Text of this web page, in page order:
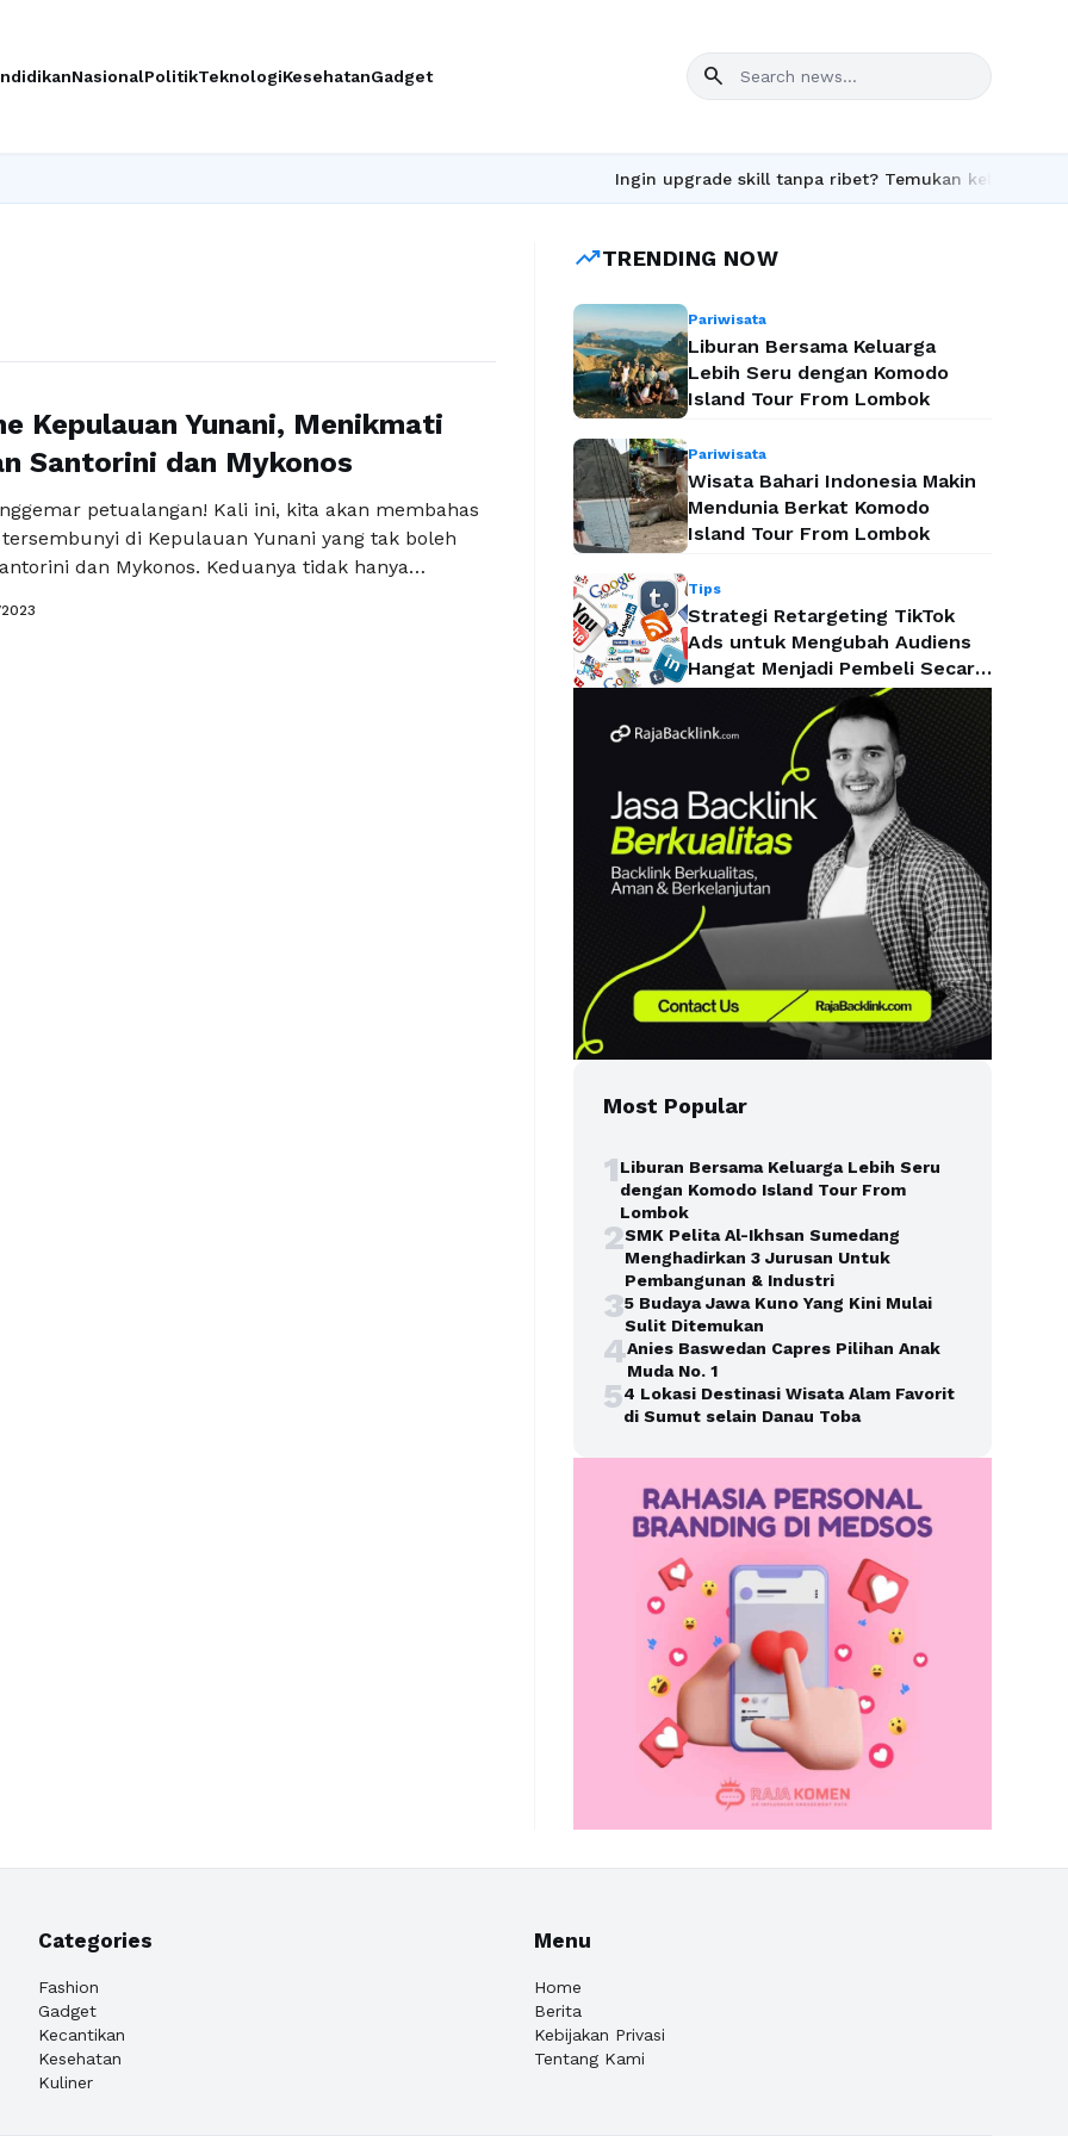
NasionalPolitikTeknologiKesehatanGadget search
Ingin upgrade skill tanpa ribet? Temukan kelas seru dan
Kepulauan Yunani, Menikmati
Santorini dan Mykonos
petualangan! Kali ini, kita akan membahas
di Kepulauan Yunani yang tak boleh
dan Mykonos. Keduanya tidak hanya
atmosfir yang tak terlupakan. Pesona Sunset di Oia
trending_upTRENDING NOW
Pariwisata
Liburan Bersama Keluarga
Lebih Seru dengan Komodo
Island Tour From Lombok
Pariwisata
Wisata Bahari Indonesia Makin
Mendunia Berkat Komodo
Island Tour From Lombok
Tips
Strategi Retargeting TikTok
Ads untuk Mengubah Audiens
Hangat Menjadi Pembeli Secara
Efektif
Most Popular
1Liburan Bersama Keluarga Lebih Seru
dengan Komodo Island Tour From
Lombok
2SMK Pelita Al-Ikhsan Sumedang
Menghadirkan 3 Jurusan Untuk
Pembangunan & Industri
35 Budaya Jawa Kuno Yang Kini Mulai
Sulit Ditemukan
4Anies Baswedan Capres Pilihan Anak
Muda No. 1
54 Lokasi Destinasi Wisata Alam Favorit
di Sumut selain Danau Toba
Categories
Fashion
Gadget
Kecantikan
Kesehatan
Kuliner
Menu
Home
Berita
Kebijakan Privasi
Tentang Kami